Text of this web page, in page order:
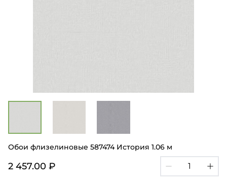
Обои флизелиновые 587474 История 1.06 м
2 457.00 ₽